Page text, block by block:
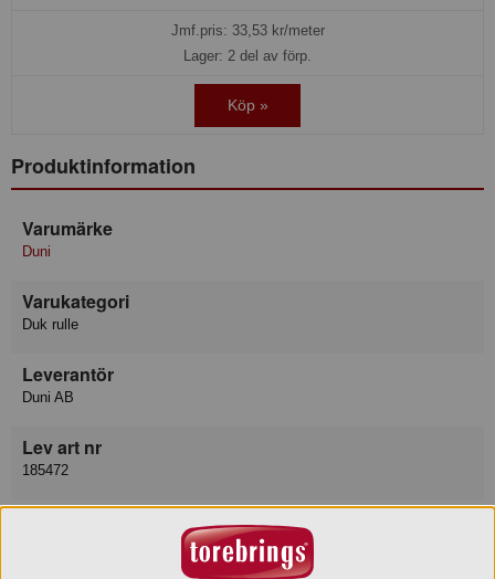
Jmf.pris: 33,53kr/meter
Lager: 2 del av förp.
Köp »
Produktinformation
Varumärke
Duni
Varukategori
Duk rulle
Leverantör
Duni AB
Lev art nr
185472